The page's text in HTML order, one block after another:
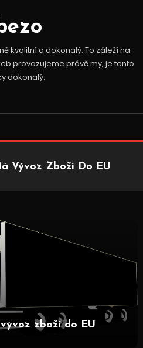
kvalitní a dokonalý. To záleží na
provozujeme právě my, je tento
dokonalý.
Vývoz Zboží Do EU
zboží do EU